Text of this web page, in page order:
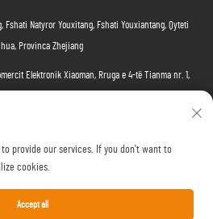
Fshati Natyror Youxitang, Fshati Youxiantang, Qyteti
Provinca Zhejiang
Elektronik Xiaoman, Rruga e 4-të Tianma nr. 1,
provide our services. If you don't want to
cookies.
Accept all